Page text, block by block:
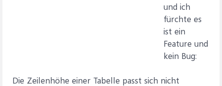
und ich
fürchte es
ist ein
Feature und
kein Bug:
Die Zeilenhöhe einer Tabelle passt sich nicht